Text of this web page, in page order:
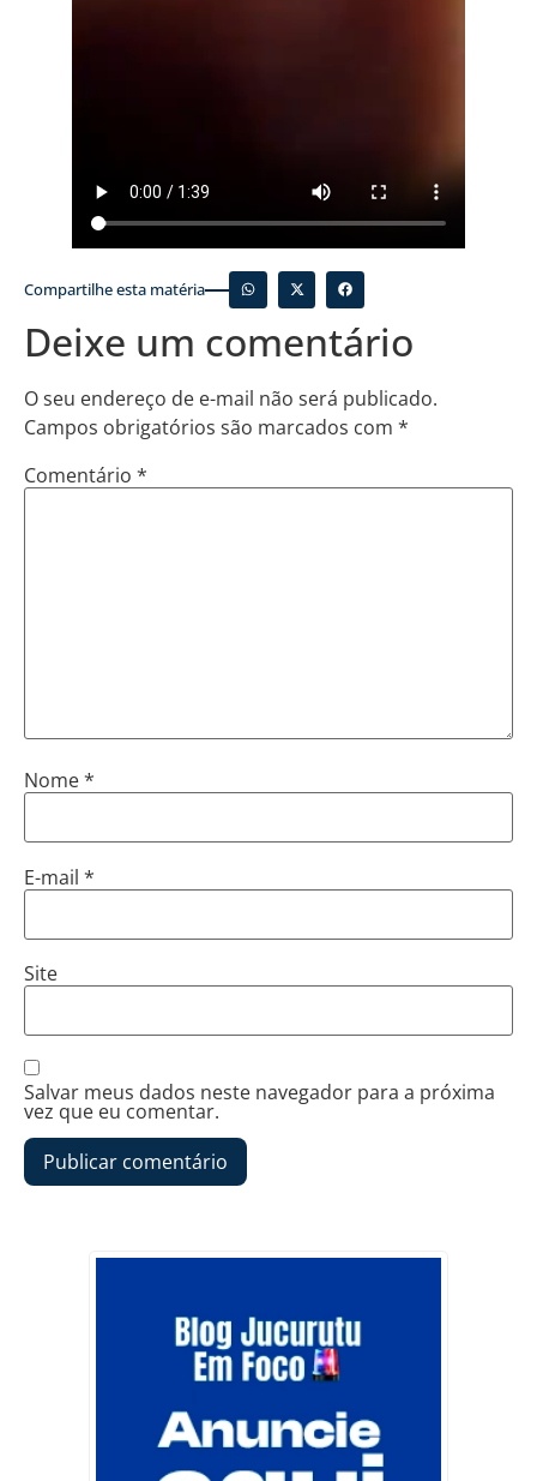
Compartilhe esta matéria
Deixe um comentário
O seu endereço de e-mail não será publicado.
Campos obrigatórios são marcados com *
Comentário *
Nome*
E-mail *
Site
Salvar meus dados neste navegador para a próxima
vez que eu comentar.